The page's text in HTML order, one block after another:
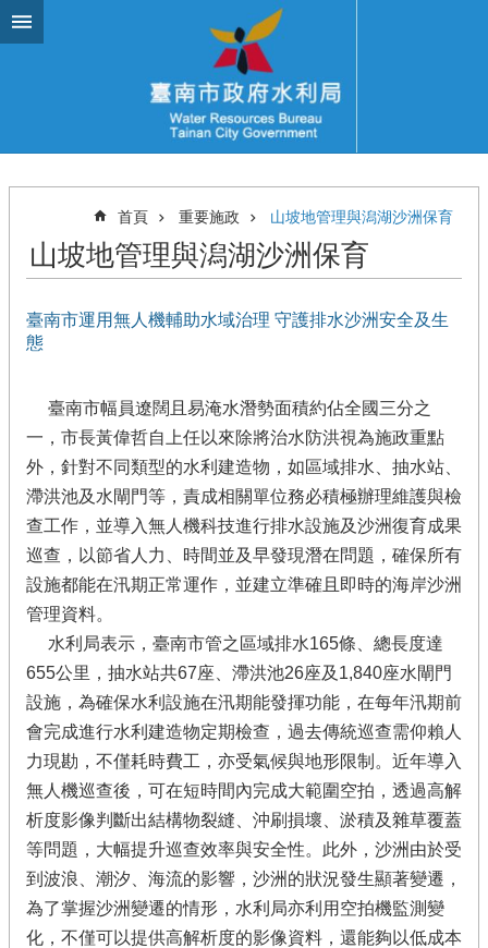
跳到主要內容區塊
首頁 重要施政 山坡地管理與潟湖沙洲保育
山坡地管理與潟湖沙洲保育
臺南市運用無人機輔助水域治理 守護排水沙洲安全及生
態
臺南市幅員遼闊且易淹水潛勢面積約佔全國三分之
一，市長黃偉哲自上任以來除將治水防洪視為施政重點
外，針對不同類型的水利建造物，如區域排水、抽水站、
滯洪池及水閘門等，責成相關單位務必積極辦理維護與檢
查工作，並導入無人機科技進行排水設施及沙洲復育成果
巡查，以節省人力、時間並及早發現潛在問題，確保所有
設施都能在汛期正常運作，並建立準確且即時的海岸沙洲
管理資料。
水利局表示，臺南市管之區域排水165條、總長度達
655公里，抽水站共67座、滯洪池26座及1,840座水閘門
設施，為確保水利設施在汛期能發揮功能，在每年汛期前
會完成進行水利建造物定期檢查，過去傳統巡查需仰賴人
力現勘，不僅耗時費工，亦受氣候與地形限制。近年導入
無人機巡查後，可在短時間內完成大範圍空拍，透過高解
析度影像判斷出結構物裂縫、沖刷損壞、淤積及雜草覆蓋
等問題，大幅提升巡查效率與安全性。此外，沙洲由於受
到波浪、潮汐、海流的影響，沙洲的狀況發生顯著變遷，
為了掌握沙洲變遷的情形，水利局亦利用空拍機監測變
化，不僅可以提供高解析度的影像資料，還能夠以低成本